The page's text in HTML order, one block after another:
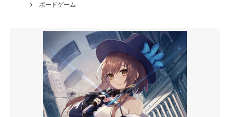
ボードゲーム